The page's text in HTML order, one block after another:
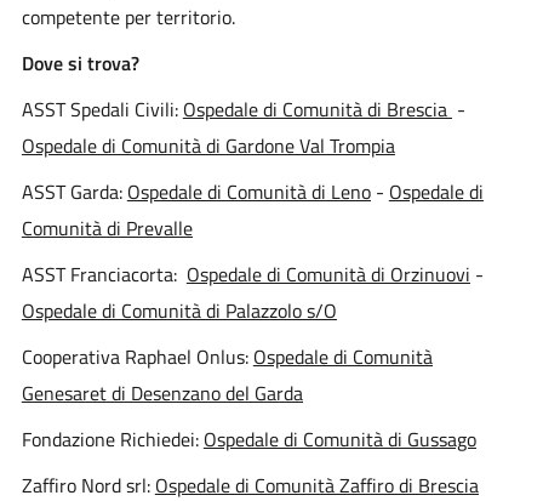
competente per territorio.
Dove si trova?
ASST Spedali Civili: Ospedale di Comunità di Brescia -
Ospedale di Comunità di Gardone Val Trompia
ASST Garda: Ospedale di Comunità di Leno- Ospedale di
Comunità di Prevalle
ASST Franciacorta: Ospedale di Comunità di Orzinuovi -
Ospedale di Comunità di Palazzolo s/O
Cooperativa Raphael Onlus: Ospedale di Comunità
Genesaret di Desenzano del Garda
Fondazione Richiedei: Ospedale di Comunità di Gussago
Zaffiro Nord srl: Ospedale di Comunità Zaffiro di Brescia